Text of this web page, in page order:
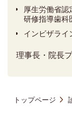
厚生労働省認
研修指導歯科
インビザライ
理事長・院長
トップページ